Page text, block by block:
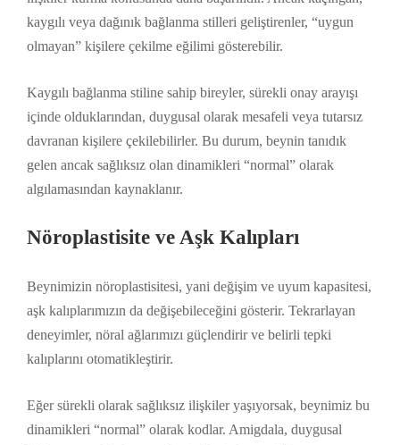
kaygılı veya dağınık bağlanma stilleri geliştirenler, “uygun
olmayan” kişilere çekilme eğilimi gösterebilir.
Kaygılı bağlanma stiline sahip bireyler, sürekli onay arayışı
içinde olduklarından, duygusal olarak mesafeli veya tutarsız
davranan kişilere çekilebilirler. Bu durum, beynin tanıdık
gelen ancak sağlıksız olan dinamikleri “normal” olarak
algılamasından kaynaklanır.
Nöroplastisite ve Aşk Kalıpları
Beynimizin nöroplastisitesi, yani değişim ve uyum kapasitesi,
aşk kalıplarımızın da değişebileceğini gösterir. Tekrarlayan
deneyimler, nöral ağlarımızı güçlendirir ve belirli tepki
kalıplarını otomatikleştirir.
Eğer sürekli olarak sağlıksız ilişkiler yaşıyorsak, beynimiz bu
dinamikleri “normal” olarak kodlar. Amigdala, duygusal